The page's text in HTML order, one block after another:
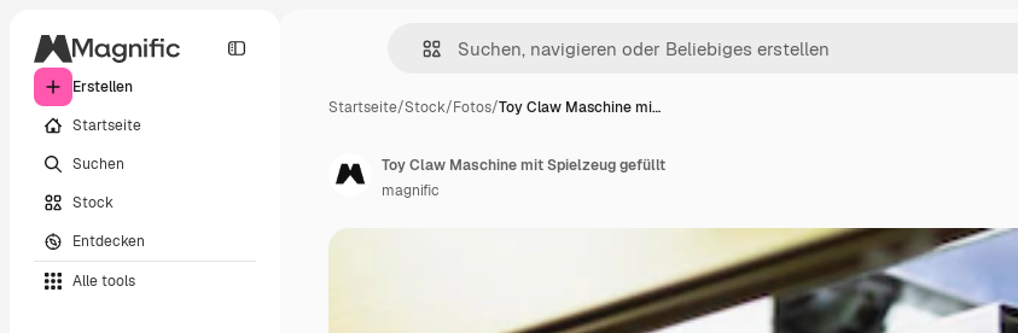
Erstellen
Startseite
Suchen
Stock
Entdecken
Alle tools
Startseite/Stock/Fotos/Toy Claw Maschine mi…
Toy Claw Maschine mit Spielzeug gefüllt
magnific